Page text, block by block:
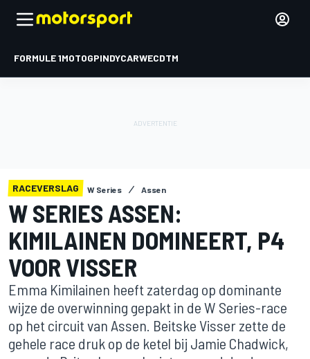
FORMULE 1MOTOGPINDYCARWECDTM
RACEVERSLAG W Series Assen
W SERIES ASSEN:
KIMILAINEN DOMINEERT, P4
VOOR VISSER
Emma Kimilainen heeft zaterdag op dominante
wijze de overwinning gepakt in de W Series-race
op het circuit van Assen. Beitske Visser zette de
gehele race druk op de ketel bij Jamie Chadwick,